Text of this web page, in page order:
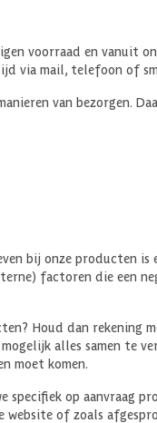
voorraad en vanuit
via mail, telefoon of
van bezorgen.
bij onze producten
factoren die een
Houd dan
alles samen te
moet komen.
specifiek op aanvraag
website of zoals